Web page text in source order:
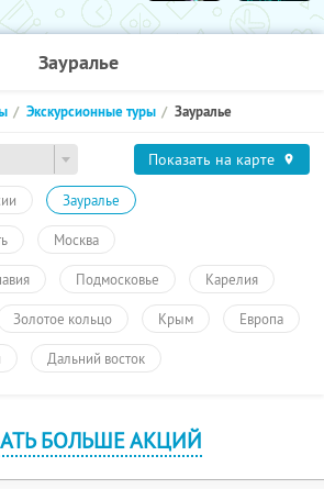
Зауралье
Экскурсионные туры Зауралье
Показать на карте
Зауралье
Москва
Подмосковье Карелия
Золотое кольцо Крым Европа
Дальний восток
БОЛЬШЕ АКЦИЙ